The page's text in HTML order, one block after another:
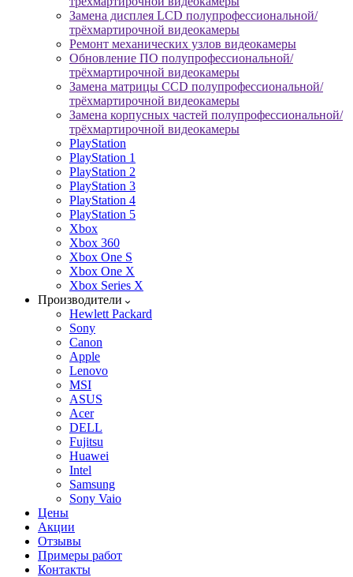
Замена дисплея LCD полупрофессиональной/
трёхмартирочной видеокамеры
Ремонт механических узлов видеокамеры
Обновление ПО полупрофессиональной/
трёхмартирочной видеокамеры
Замена матрицы CCD полупрофессиональной/
трёхмартирочной видеокамеры
Замена корпусных частей полупрофессиональной/
трёхмартирочной видеокамеры
PlayStation
PlayStation 1
PlayStation 2
PlayStation 3
PlayStation 4
PlayStation 5
Xbox
Xbox 360
Xbox One S
Xbox One X
Xbox Series X
Производители
Hewlett Packard
Sony
Canon
Apple
Lenovo
MSI
ASUS
Acer
DELL
Fujitsu
Huawei
Intel
Samsung
Sony Vaio
Цены
Акции
Отзывы
Примеры работ
Контакты